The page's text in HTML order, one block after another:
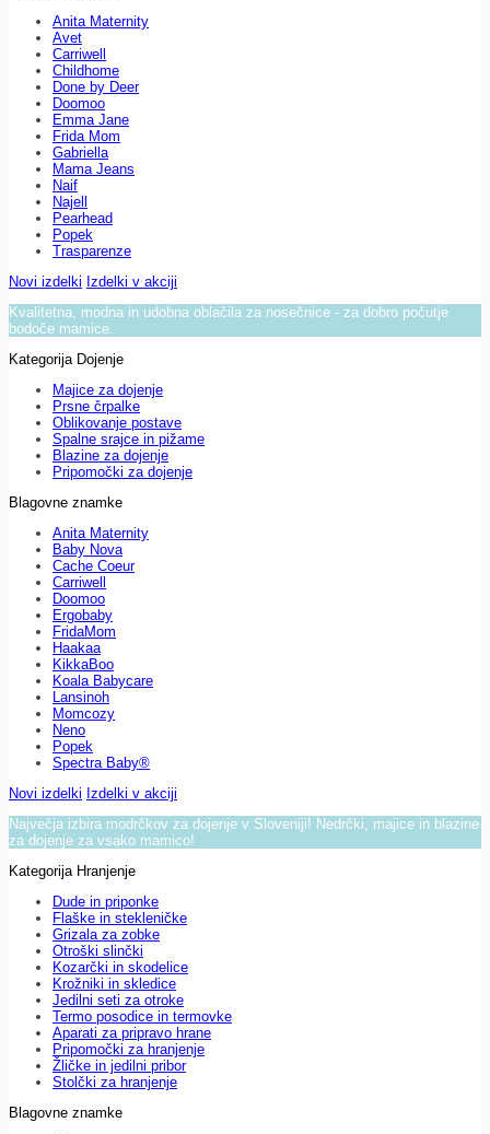
Anita Maternity
Avet
Carriwell
Childhome
Done by Deer
Doomoo
Emma Jane
Frida Mom
Gabriella
Mama Jeans
Naif
Najell
Pearhead
Popek
Trasparenze
Novi izdelki Izdelki v akciji
Kvalitetna, modna in udobna oblačila za nosečnice - za dobro počutje
bodoče mamice.
Kategorija Dojenje
Majice za dojenje
Prsne črpalke
Oblikovanje postave
Spalne srajce in pižame
Blazine za dojenje
Pripomočki za dojenje
Blagovne znamke
Anita Maternity
Baby Nova
Cache Coeur
Carriwell
Doomoo
Ergobaby
FridaMom
Haakaa
KikkaBoo
Koala Babycare
Lansinoh
Momcozy
Neno
Popek
Spectra Baby®
Novi izdelki Izdelki v akciji
Največja izbira modrčkov za dojenje v Sloveniji! Nedrčki, majice in blazine
za dojenje za vsako mamico!
Kategorija Hranjenje
Dude in priponke
Flaške in stekleničke
Grizala za zobke
Otroški slinčki
Kozarčki in skodelice
Krožniki in skledice
Jedilni seti za otroke
Termo posodice in termovke
Aparati za pripravo hrane
Pripomočki za hranjenje
Žličke in jedilni pribor
Stolčki za hranjenje
Blagovne znamke